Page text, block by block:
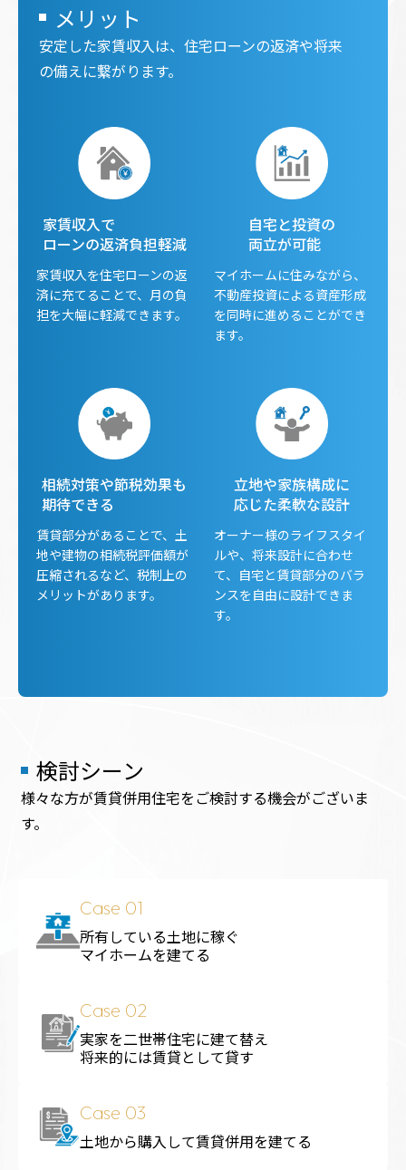
メリット
安定した家賃収入は、住宅ローンの返済や将来
の備えに繋がります。
家賃収入で
ローンの返済負担軽減
家賃収入を住宅ローンの返
済に充てることで、月の負
担を大幅に軽減できます。
自宅と投資の
両立が可能
マイホームに住みながら、
不動産投資による資産形成
を同時に進めることができ
ます。
相続対策や節税効果も
期待できる
賃貸部分があることで、土
地や建物の相続税評価額が
圧縮されるなど、税制上の
メリットがあります。
立地や家族構成に
応じた柔軟な設計
オーナー様のライフスタイ
ルや、将来設計に合わせ
て、自宅と賃貸部分のバラ
ンスを自由に設計できま
す。
検討シーン
様々な方が賃貸併用住宅をご検討する機会がございま
す。
Case 01
所有している土地に稼ぐ
マイホームを建てる
Case 02
実家を二世帯住宅に建て替え
将来的には賃貸として貸す
Case 03
土地から購入して賃貸併用を建てる